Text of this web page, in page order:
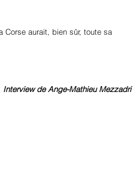
Corse aurait, bien sûr, toute sa
Interview de Ange-Mathieu Mezzadri